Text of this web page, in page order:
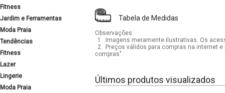
Fitness
Jardim e Ferramentas
Moda Praia
Tendências
Fitness
Lazer
Lingerie
Moda Praia
Tabela de Medidas
Observações:
1.
Imagens meramente ilustrativas. Os
2.
Preços válidos para compras na internet
compras".
Últimos produtos visualizados